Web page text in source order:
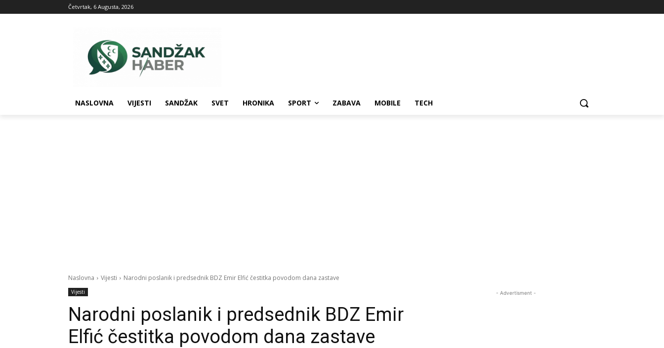
Četvrtak, 6 Augusta, 2026
NASLOVNA VIJESTI SANDŽAK SVET HRONIKA SPORT ZABAVA MOBILE TECH
Naslovna Vijesti Narodni poslanik i predsednik BDZ Emir Elfić čestitka povodom dana zastave
Vijesti
Narodni poslanik i predsednik BDZ Emir
Elfić čestitka povodom dana zastave
- Advertisment -